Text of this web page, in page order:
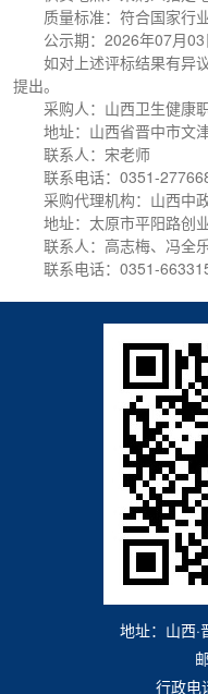
质量标准：符合国家行
公示期：2026年07月
如对上述评标结果有异
提出。
采购人：山西卫生健康
地址：山西省晋中市文
联系人：宋老师
联系电话：0351-
采购代理机构：山西中
地址：太原市平阳路创
联系人：高志梅、冯全
联系电话：0351-
地址：山西
行政电